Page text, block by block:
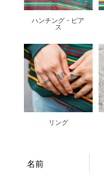
ハンチング・ピア
ス
リング
名前